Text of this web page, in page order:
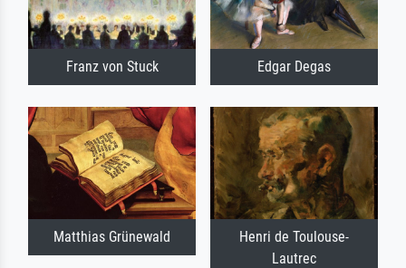
Franz von Stuck Edgar Degas
Matthias Grünewald
Henri de Toulouse-
Lautrec